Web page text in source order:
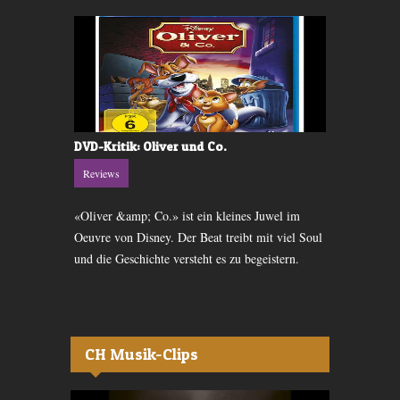
DVD-Kritik: Oliver und Co.
Reviews
«Oliver &amp; Co.» ist ein kleines Juwel im
Oeuvre von Disney. Der Beat treibt mit viel Soul
und die Geschichte versteht es zu begeistern.
CH Musik-Clips